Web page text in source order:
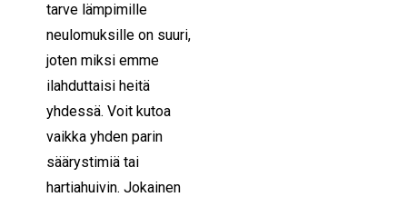
tarve lämpimille
neulomuksille on suuri,
joten miksi emme
ilahduttaisi heitä
yhdessä. Voit kutoa
vaikka yhden parin
säärystimiä tai
hartiahuivin. Jokainen